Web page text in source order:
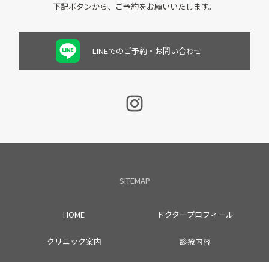
下記ボタンから、ご予約をお願いいたします。
LINEでのご予約・お問い合わせ
SITEMAP
HOME ドクタープロフィール
クリニック案内 診療内容